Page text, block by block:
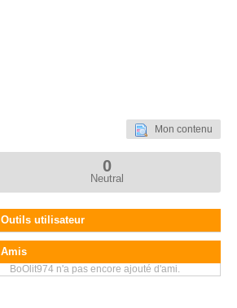
Mon contenu
0
Neutral
Outils utilisateur
Amis
BoOlit974 n'a pas encore ajouté d'ami.